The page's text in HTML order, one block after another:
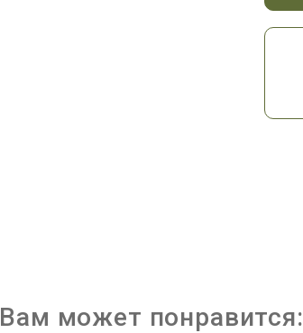
Вам может понравится: